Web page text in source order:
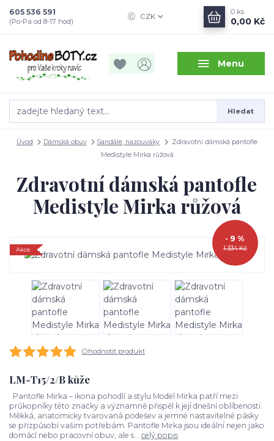
Menu
CZK
Hledat
605 536 591
(Po-Pá od 8-17 hod)
0 ks
0,00 Kč
Úvod Dámská obuv Sandále, nazouváky
Zdravotní dámská pantofle
Medistyle Mirka růžová
Zdravotní dámská pantofle
Medistyle Mirka růžová
Akce 1 334 Kč
- 9 %
Ohodnotit produkt
LM-T15/2/B kůže
Pantofle Mirka – ikona pohodlí a stylu Model Mirka patří mezi
průkopníky této značky a významně přispěl k její dnešní oblíbenosti.
Měkká, anatomicky tvarovaná podešev a jemné nastavitelné pásky
se přizpůsobí vašim potřebám. Pantofle Mirka jsou ideální nejen jako
domácí nebo pracovní obuv, ale s... celý popis